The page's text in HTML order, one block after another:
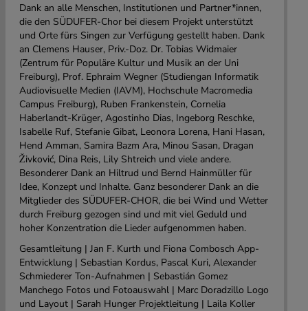
Dank an alle Menschen, Institutionen und Partner*innen,
die den SÜDUFER-Chor bei diesem Projekt unterstützt
und Orte fürs Singen zur Verfügung gestellt haben. Dank
an Clemens Hauser, Priv.-Doz. Dr. Tobias Widmaier
(Zentrum für Populäre Kultur und Musik an der Uni
Freiburg), Prof. Ephraim Wegner (Studiengan Informatik
Audiovisuelle Medien (IAVM), Hochschule Macromedia
Campus Freiburg), Ruben Frankenstein, Cornelia
Haberlandt-Krüger, Agostinho Dias, Ingeborg Reschke,
Isabelle Ruf, Stefanie Gibat, Leonora Lorena, Hani Hasan,
Hend Amman, Samira Bazm Ara, Minou Sasan, Dragan
Živković, Dina Reis, Lily Shtreich und viele andere.
Besonderer Dank an Hiltrud und Bernd Hainmüller für
Idee, Konzept und Inhalte. Ganz besonderer Dank an die
Mitglieder des SÜDUFER-CHOR, die bei Wind und Wetter
durch Freiburg gezogen sind und mit viel Geduld und
hoher Konzentration die Lieder aufgenommen haben.
Gesamtleitung | Jan F. Kurth und Fiona Combosch App-
Entwicklung | Sebastian Kordus, Pascal Kuri, Alexander
Schmiederer Ton-Aufnahmen | Sebastián Gomez
Manchego Fotos und Fotoauswahl | Marc Doradzillo Logo
und Layout | Sarah Hunger Projektleitung | Laila Koller